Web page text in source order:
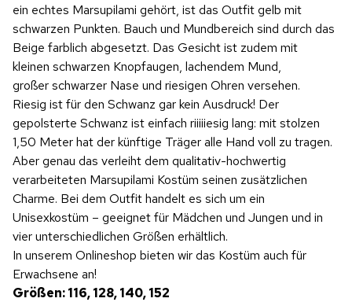
ein echtes Marsupilami gehört, ist das Outfit gelb mit
schwarzen Punkten. Bauch und Mundbereich sind durch das
Beige farblich abgesetzt. Das Gesicht ist zudem mit
kleinen schwarzen Knopfaugen, lachendem Mund,
großer schwarzer Nase und riesigen Ohren versehen.
Riesig ist für den Schwanz gar kein Ausdruck! Der
gepolsterte Schwanz ist einfach riiiiiesig lang: mit stolzen
1,50 Meter hat der künftige Träger alle Hand voll zu tragen.
Aber genau das verleiht dem qualitativ-hochwertig
verarbeiteten Marsupilami Kostüm seinen zusätzlichen
Charme. Bei dem Outfit handelt es sich um ein
Unisexkostüm – geeignet für Mädchen und Jungen und in
vier unterschiedlichen Größen erhältlich.
In unserem Onlineshop bieten wir das Kostüm auch für
Erwachsene an!
Größen: 116, 128, 140, 152